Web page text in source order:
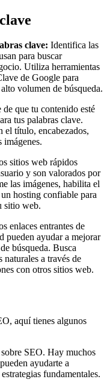
clave: Identifica las
para buscar
Utiliza herramientas
de Google para
volumen de búsqueda.
de que tu contenido esté
tus palabras clave.
título, encabezados,
imágenes.
sitios web rápidos
y son valorados por
las imágenes, habilita el
hosting confiable para
sitio web.
enlaces entrantes de
pueden ayudar a mejorar
búsqueda. Busca
naturales a través de
con otros sitios web.
aquí tienes algunos
SEO. Hay muchos
ayudarte a
fundamentales.